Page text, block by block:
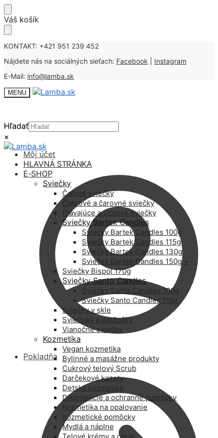
Skip
to
Skip
to
Váš košík
KONTAKT: +421 951 239 452
Nájdete nás na sociálných sieťach: Facebook
Instagram
E-Mail: info@lamba.sk
MENU
Hľadať
×
Môj účet
Pokladňa
Hľadať
×
HLAVNÁ STRÁNKA
E-SHOP
Sviečky
Čajové sviečky
Čakrové a čarovné sviečky
Plávajúce a stolové sviečky
Sviečky Bartek Candles
Sviečky Bartek Candles 100g
Sviečky Bartek Candles 115g
Sviečky Bartek Candles 130g
Sviečky Bartek Candles 150g +
Sviečky Bispol 170g
Sviečky Santo Candles
Sviečky Santo Candles 100g
Sviečky Santo Candles 115g
Sviečky v skle
Svietniky a podložky
Vianočné sviečky
Kozmetika
Vegan kozmetika
Bylinné a masážne produkty
Cukrový telový Scrub
Darčekové kazety
Detská kozmetika
Dezinfekcie a ochranné pomôcky
Kozmetika na opalovanie
Kozmetické pomôcky
Mydlá a náplne